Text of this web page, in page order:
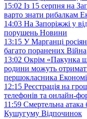
15:02 Із 15 серпня на
варто знати рибалкам
14:03 На Запоріжжі у
порушень Новини
13:15 У Марганці
багато поранених Війна
13:02 Окрім «Пакунка
родини можуть
першокласника
12:15 Реєстрація на
телефонів та онлайн-
11:59 Смертельна
Кушугуму Відпочинок